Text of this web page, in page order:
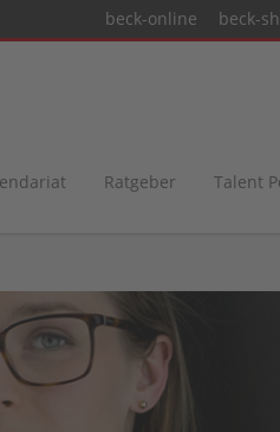
beck-online beck-
Ratgeber Talent